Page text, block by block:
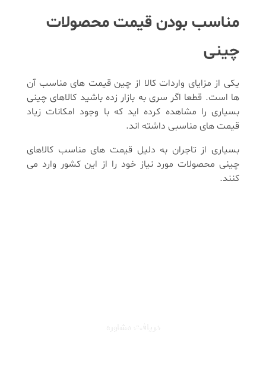
مناسب بودن قیمت محصولات
چینی
یکی از مزایای واردات کالا از چین قیمت های مناسب آن
ها است. قطعا اگر سری به بازار زده باشید کالاهای چینی
بسیاری را مشاهده کرده اید که با وجود امکانات زیاد
قیمت های مناسبی داشته اند.
بسیاری از تاجران به دلیل قیمت های مناسب کالاهای
چینی محصولات مورد نیاز خود را از این کشور وارد می
کنند.